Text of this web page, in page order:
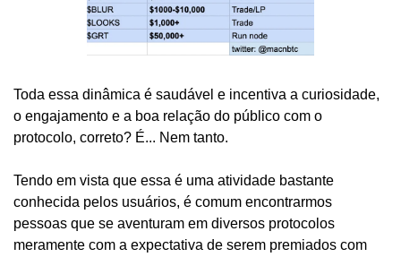
Toda essa dinâmica é saudável e incentiva a curiosidade,
o engajamento e a boa relação do público com o
protocolo, correto? É... Nem tanto.
Tendo em vista que essa é uma atividade bastante
conhecida pelos usuários, é comum encontrarmos
pessoas que se aventuram em diversos protocolos
meramente com a expectativa de serem premiados com